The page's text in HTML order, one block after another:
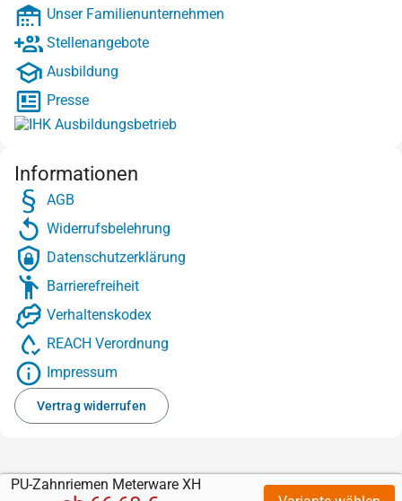
PU-Zahnriemen Meterware XH
Unser Familienunternehmen
Stellenangebote
Ausbildung
Presse
Informationen
AGB
Widerrufsbelehrung
Datenschutzerklärung
Barrierefreiheit
Verhaltenskodex
REACH Verordnung
Impressum
Vertrag widerrufen